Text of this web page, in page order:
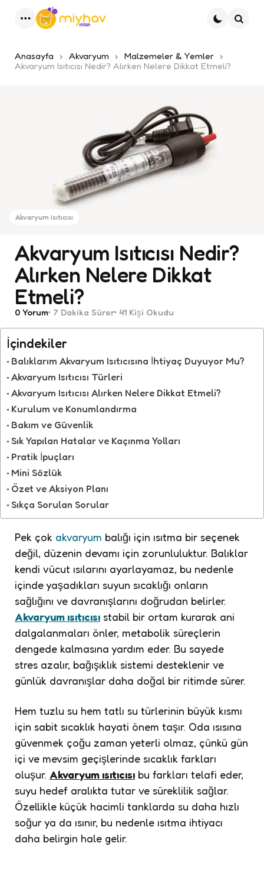
Anasayfa Akvaryum
Malzemeler & Yemler
Akvaryum Isıtıcısı Nedir? Alırken Nelere Dikkat Etmeli?
Akvaryum Isıtıcısı
Akvaryum Isıtıcısı Nedir?
Alırken Nelere Dikkat
Etmeli?
0 Yorum 7 Dakika Sürer 41 Kişi Okudu
İçindekiler
Balıklarım Akvaryum Isıtıcısına İhtiyaç Duyuyor Mu?
Akvaryum Isıtıcısı Türleri
Akvaryum Isıtıcısı Alırken Nelere Dikkat Etmeli?
Kurulum ve Konumlandırma
Bakım ve Güvenlik
Sık Yapılan Hatalar ve Kaçınma Yolları
Pratik İpuçları
Mini Sözlük
Özet ve Aksiyon Planı
Sıkça Sorulan Sorular
Pek çok akvaryum balığı için ısıtma bir seçenek
değil, düzenin devamı için zorunluluktur. Balıklar
kendi vücut ısılarını ayarlayamaz, bu nedenle
içinde yaşadıkları suyun sıcaklığı onların
sağlığını ve davranışlarını doğrudan belirler.
Akvaryum ısıtıcısı stabil bir ortam kurarak ani
dalgalanmaları önler, metabolik süreçlerin
dengede kalmasına yardım eder. Bu sayede
stres azalır, bağışıklık sistemi desteklenir ve
günlük davranışlar daha doğal bir ritimde sürer.
Hem tuzlu su hem tatlı su türlerinin büyük kısmı
için sabit sıcaklık hayati önem taşır. Oda ısısına
güvenmek çoğu zaman yeterli olmaz, çünkü gün
içi ve mevsim geçişlerinde sıcaklık farkları
oluşur. Akvaryum ısıtıcısı bu farkları telafi eder,
suyu hedef aralıkta tutar ve süreklilik sağlar.
Özellikle küçük hacimli tanklarda su daha hızlı
soğur ya da ısınır, bu nedenle ısıtma ihtiyacı
daha belirgin hale gelir.